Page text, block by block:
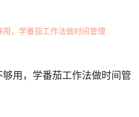
用，学番茄工作法做时间管